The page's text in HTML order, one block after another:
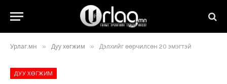
Урлаг.мн » Дуу хөгжим » Дэлхийг өөрчилсөн 20 эмэгтэй
ДУУ ХӨГЖИМ